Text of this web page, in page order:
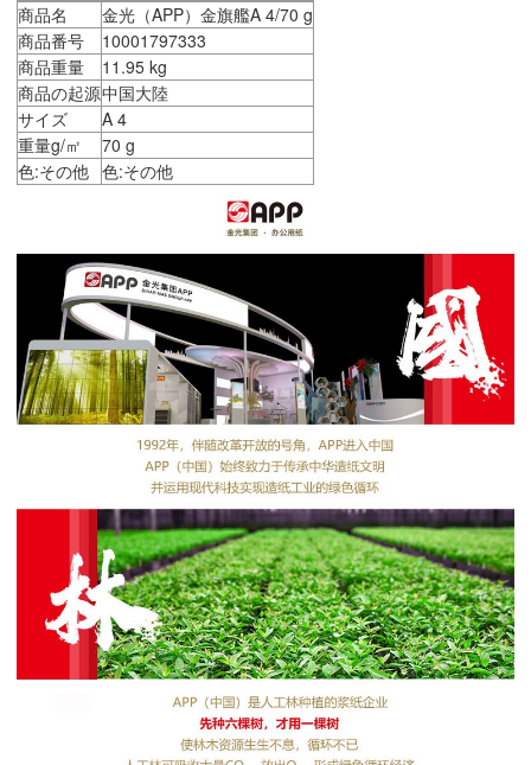
商品名
金光（APP）金旗艦A 4/70 g
商品番号
10001797333
商品重量
11.95 kg
商品の起源中国大陸
サイズ
A 4
重量g/㎡
70 g
色:その他 色:その他